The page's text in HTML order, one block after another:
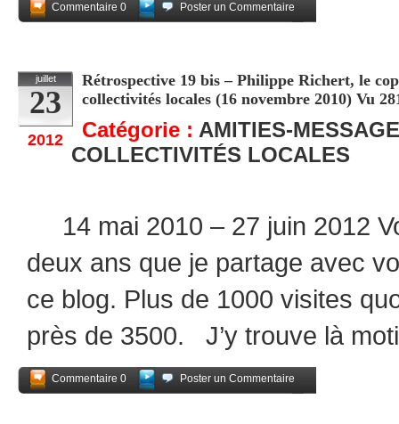
Commentaire 0
Poster un Commentaire
juillet
23
2012
Rétrospective 19 bis – Philippe Richert, le
collectivités locales (16 novembre 2010) Vu
Catégorie : AMITIES-
COLLECTIVITÉS LOCALES
14 mai 2010 – 27 juin 2012
deux ans que je partage avec
ce blog. Plus de 1000 visites
près de 3500. J’y trouve là
Commentaire 0
Poster un Commentaire